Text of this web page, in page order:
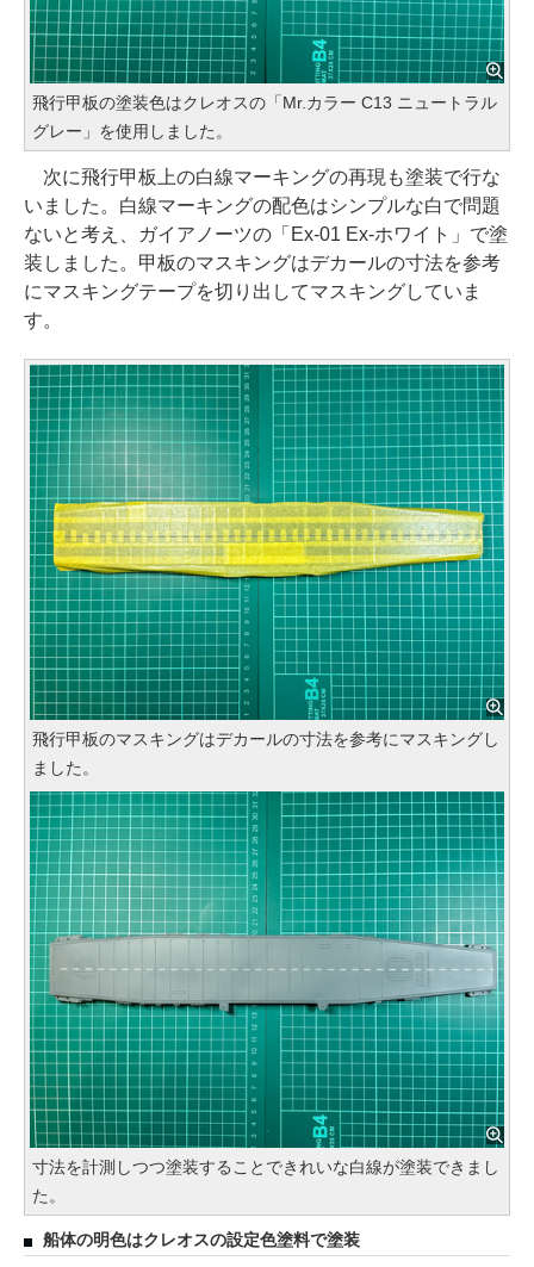
飛行甲板の塗装色はクレオスの「Mr.カラー C13 ニュートラル
グレー」を使用しました。
次に飛行甲板上の白線マーキングの再現も塗装で行な
いました。白線マーキングの配色はシンプルな白で問題
ないと考え、ガイアノーツの「Ex-01 Ex-ホワイト」で塗
装しました。甲板のマスキングはデカールの寸法を参考
にマスキングテープを切り出してマスキングしていま
す。
飛行甲板のマスキングはデカールの寸法を参考にマスキングし
ました。
寸法を計測しつつ塗装することできれいな白線が塗装できまし
た。
船体の明色はクレオスの設定色塗料で塗装